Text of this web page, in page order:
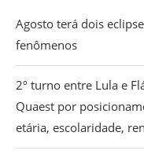
Agosto terá dois
fenômenos
2º turno entre Lula e
Quaest por
etária, escolaridade,